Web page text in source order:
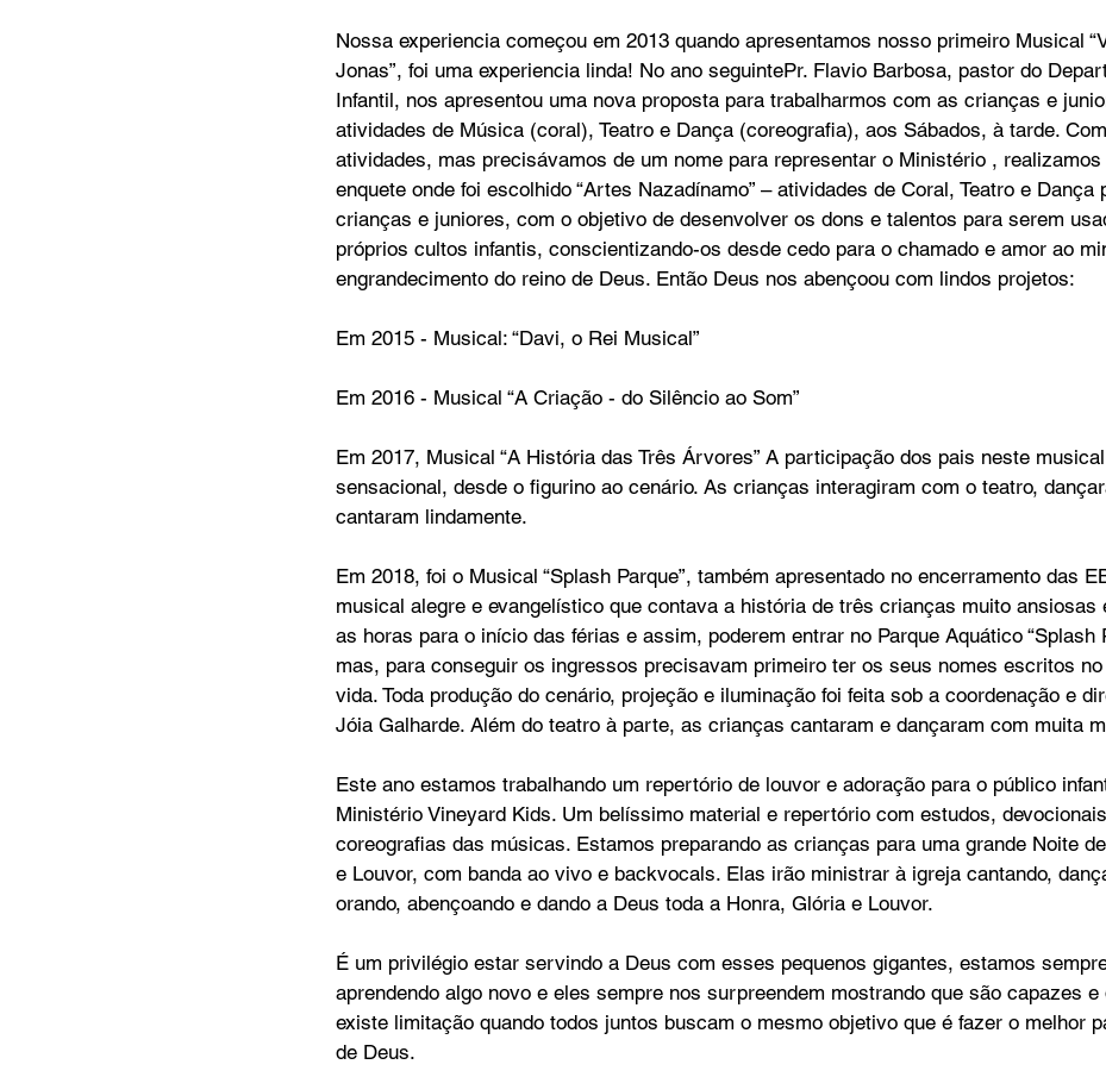
MC Nazarenos Compaixão Bazar Missionário
Nossa experiencia começou em 2013 quando apresentamos nosso primeiro Musical
Jonas”, foi uma experiencia linda! No ano seguintePr. Flavio Barbosa, pastor do
Infantil, nos apresentou uma nova proposta para trabalharmos com as crianças e
atividades de Música (coral), Teatro e Dança (coreografia), aos Sábados, à tarde.
atividades, mas precisávamos de um nome para representar o Ministério ,
enquete onde foi escolhido “Artes Nazadínamo” – atividades de Coral, Teatro e Dança
crianças e juniores, com o objetivo de desenvolver os dons e talentos para serem
próprios cultos infantis, conscientizando-os desde cedo para o chamado e amor ao
engrandecimento do reino de Deus. Então Deus nos abençoou com lindos projetos:
Em 2015 - Musical: “Davi, o Rei Musical”
Em 2016 - Musical “A Criação - do Silêncio ao Som”
Em 2017, Musical “A História das Três Árvores” A participação dos pais neste
sensacional, desde o figurino ao cenário. As crianças interagiram com o teatro,
cantaram lindamente.
Em 2018, foi o Musical “Splash Parque”, também apresentado no encerramento das
musical alegre e evangelístico que contava a história de três crianças muito ansiosas
as horas para o início das férias e assim, poderem entrar no Parque Aquático “Splash
mas, para conseguir os ingressos precisavam primeiro ter os seus nomes escritos
vida. Toda produção do cenário, projeção e iluminação foi feita sob a coordenação e
Jóia Galharde. Além do teatro à parte, as crianças cantaram e dançaram com muita
Este ano estamos trabalhando um repertório de louvor e adoração para o público
Ministério Vineyard Kids. Um belíssimo material e repertório com estudos,
coreografias das músicas. Estamos preparando as crianças para uma grande Noite
e Louvor, com banda ao vivo e backvocals. Elas irão ministrar à igreja cantando,
orando, abençoando e dando a Deus toda a Honra, Glória e Louvor.
É um privilégio estar servindo a Deus com esses pequenos gigantes, estamos
aprendendo algo novo e eles sempre nos surpreendem mostrando que são capazes e
existe limitação quando todos juntos buscam o mesmo objetivo que é fazer o melhor
de Deus.